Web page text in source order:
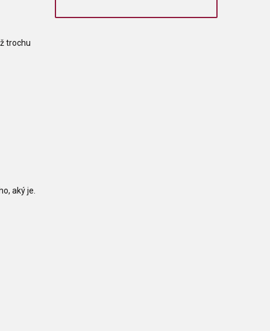
trochu
aký je.